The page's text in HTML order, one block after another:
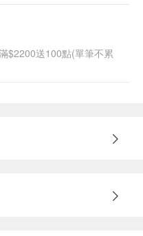
$2200送100點(單筆不累